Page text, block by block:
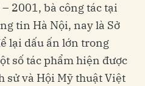
2001, bà công tác tại
tin Hà Nội, nay là Sở
lại dấu ấn lớn trong
số tác phẩm hiện được
sử và Hội Mỹ thuật Việt